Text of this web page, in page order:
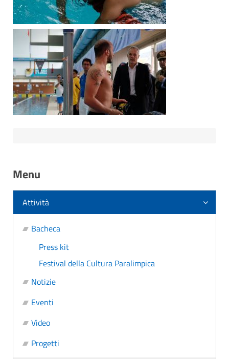
Menu
Attività
Bacheca
Press kit
Festival della Cultura Paralimpica
Notizie
Eventi
Video
Progetti